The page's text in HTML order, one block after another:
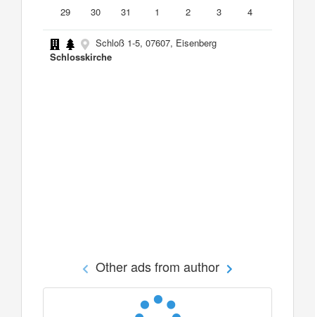
29
30 31 1 2 3 4
Schloß 1-5, 07607, Eisenberg
Schlosskirche
Other ads from author